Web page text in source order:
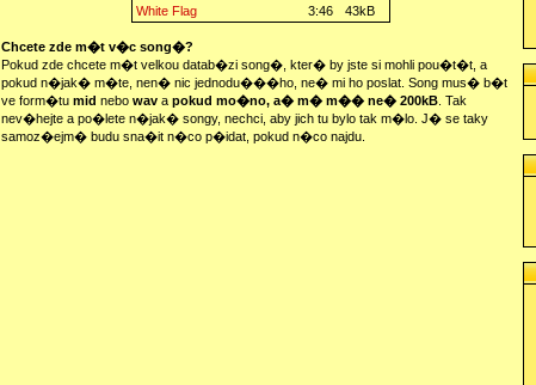
White Flag
3:46 43kB
Chcete zde m�t v�c song�?
Pokud zde chcete m�t velkou datab�zi song�, kter� by jste si mohli pou�t�t, a
pokud n�jak� m�te, nen� nic jednodu���ho, ne� mi ho poslat. Song mus� b�t
ve form�tu mid nebo wav a pokud mo�no, a� m� m�� ne� 200kB . Tak
nev�hejte a po�lete n�jak� songy, nechci, aby jich tu bylo tak m�lo. J� se taky
samoz�ejm� budu sna�it n�co p�idat, pokud n�co najdu.